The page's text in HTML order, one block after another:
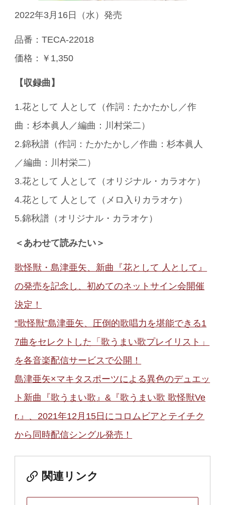
2022年3月16日（水）発売
品番：TECA-22018
価格：￥1,350
【収録曲】
1.花として 人として（作詞：たかたかし／作
曲：杉本眞人／編曲：川村栄二）
2.錦秋譜（作詞：たかたかし／作曲：杉本眞人
／編曲：川村栄二）
3.花として 人として（オリジナル・カラオケ）
4.花として 人として（メロ入りカラオケ）
5.錦秋譜（オリジナル・カラオケ）
＜あわせて読みたい＞
歌怪獣・島津亜矢、新曲『花として 人として』
の発売を記念し、初めてのネットサイン会開催
決定！
“歌怪獣”島津亜矢、圧倒的歌唱力を堪能できる1
7曲をセレクトした「歌うまい歌プレイリスト」
を各音楽配信サービスで公開！
島津亜矢×マキタスポーツによる異色のデュエッ
ト新曲『歌うまい歌』&『歌うまい歌 歌怪獣Ve
r.』、2021年12月15日にコロムビアとテイチク
から同時配信シングル発売！
関連リンク